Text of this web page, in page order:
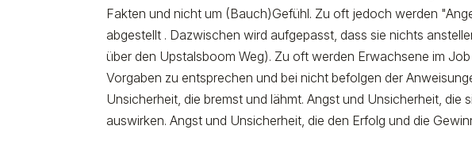
Fakten und nicht um (Bauch)Gefühl. Zu oft jedoch werden
abgestellt . Dazwischen wird aufgepasst, dass sie nichts
über den Upstalsboom Weg). Zu oft werden Erwachsene im
Vorgaben zu entsprechen und bei nicht befolgen der
Unsicherheit, die bremst und lähmt. Angst und Unsicherheit, die
auswirken. Angst und Unsicherheit, die den Erfolg und die